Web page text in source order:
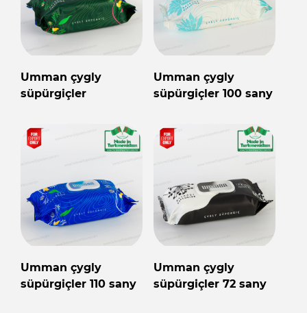
Umman çygly
süpürgiçler
Umman çygly
süpürgiçler 100 sany
Umman çygly
süpürgiçler 110 sany
Umman çygly
süpürgiçler 72 sany